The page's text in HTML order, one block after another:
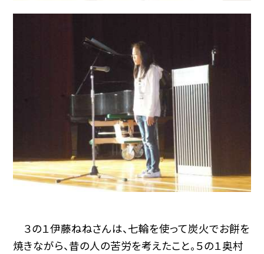
３の１伊藤ねねさんは、七輪を使って炭火でお餅を
焼きながら、昔の人の苦労を考えたこと。５の１奥村